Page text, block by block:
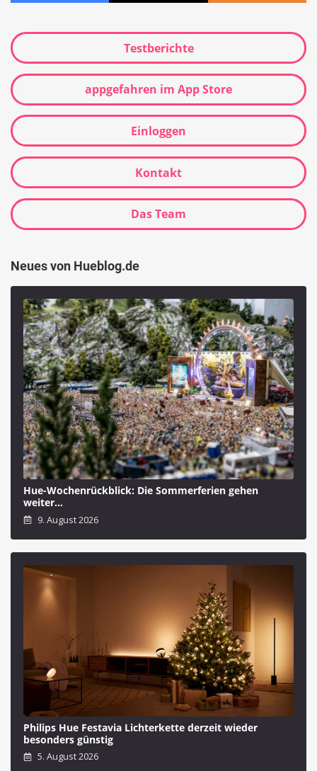
Testberichte
appgefahren im App Store
Einloggen
Kontakt
Das Team
Neues von Hueblog.de
Hue-Wochenrückblick: Die Sommerferien gehen
weiter…
9. August 2026
Philips Hue Festavia Lichterkette derzeit wieder
besonders günstig
5. August 2026